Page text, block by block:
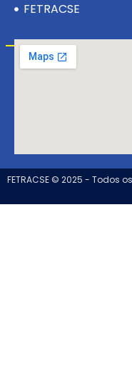
FETRACSE
Visite-nos!
FETRACSE © 2025 - Todos